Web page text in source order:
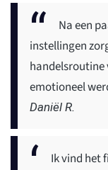
Na een
instellingen
handelsroutine
emotioneel
Daniël R.
Ik vind het